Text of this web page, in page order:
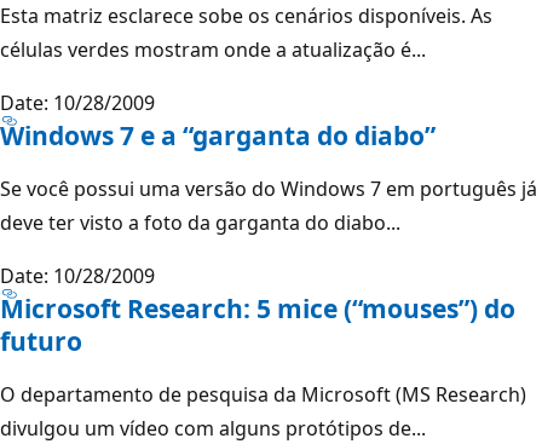
Esta matriz esclarece sobe os cenários disponíveis. As
células verdes mostram onde a atualização é...
Date: 10/28/2009
Windows 7 e a “garganta do diabo”
Se você possui uma versão do Windows 7 em português já
deve ter visto a foto da garganta do diabo...
Date: 10/28/2009
Microsoft Research: 5 mice (“mouses”) do
futuro
O departamento de pesquisa da Microsoft (MS Research)
divulgou um vídeo com alguns protótipos de...